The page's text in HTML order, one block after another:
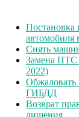
Постановка
автомобиля
Снять
Замена ПТС
2022)
Обжаловать
ГИБДД
Возврат
лишения